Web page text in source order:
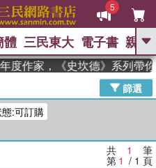
5
GO
高希均教授回憶錄
Odyssey 、 父親節 、 如果歷
群喵 、
代 、 數學女孩：黎曼猜想 、
迷走神經
體 三民東大 電子書 親子
作家，《史坎德》系列帶
篩選
:可訂購
共 1 筆
第 1 / 1 頁